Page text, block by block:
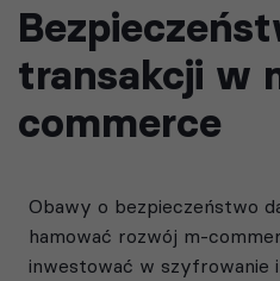
transakcji w
commerce
Obawy o bezpieczeństwo
hamować rozwój m-
inwestować w szyfrowanie